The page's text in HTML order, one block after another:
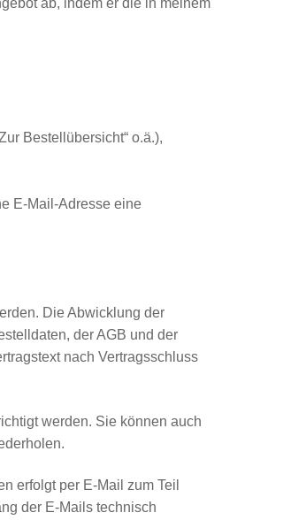
ab, indem er die in meinem
Bestellübersicht“ o.ä.),
E-Mail-Adresse eine
Die Abwicklung der
der AGB und der
nach Vertragsschluss
werden. Sie können auch
erfolgt per E-Mail zum Teil
der E-Mails technisch